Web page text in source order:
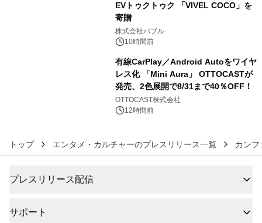
EVトゥクトゥク 「VIVEL COCO」を
寄贈
株式会社バブル
10時間前
有線CarPlay／Android Autoをワイヤ
レス化 「Mini Aura」 OTTOCASTが
発売、2色展開で8/31まで40％OFF！
OTTOCAST株式会社
12時間前
トップ エンタメ・カルチャーのプレスリリース一覧 カン
プレスリリース配信
サポート